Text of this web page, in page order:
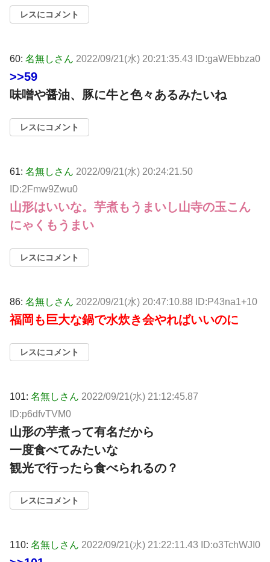
レスにコメント
60: 名無しさん 2022/09/21(水) 20:21:35.43 ID:gaWEbbza0
>>59
味噌や醤油、豚に牛と色々あるみたいね
レスにコメント
61: 名無しさん 2022/09/21(水) 20:24:21.50
ID:2Fmw9Zwu0
山形はいいな。芋煮もうまいし山寺の玉こん
にゃくもうまい
レスにコメント
86: 名無しさん 2022/09/21(水) 20:47:10.88 ID:P43na1+10
福岡も巨大な鍋で水炊き会やればいいのに
レスにコメント
101: 名無しさん 2022/09/21(水) 21:12:45.87
ID:p6dfvTVM0
山形の芋煮って有名だから
一度食べてみたいな
観光で行ったら食べられるの？
レスにコメント
110: 名無しさん 2022/09/21(水) 21:22:11.43 ID:o3TchWJI0